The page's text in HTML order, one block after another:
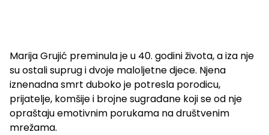
Marija Grujić preminula je u 40. godini života, a iza nje
su ostali suprug i dvoje maloljetne djece. Njena
iznenadna smrt duboko je potresla porodicu,
prijatelje, komšije i brojne sugrađane koji se od nje
opraštaju emotivnim porukama na društvenim
mrežama.